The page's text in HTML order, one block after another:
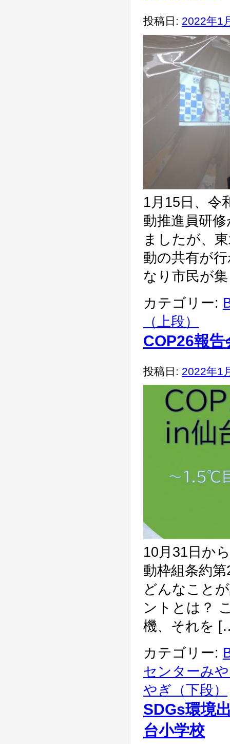
投稿日: 2022年1
1月15日、令
動推進員研
ましたが、
動の共有が
なり市民が
カテゴリー:
（上段）
COP26報
投稿日: 2022年1
10月31日か
動枠組条約
どんなこと
ントとは？
機、それを
カテゴリー:
センターみ
やぎ（下段）
SDGs環境
台小学校